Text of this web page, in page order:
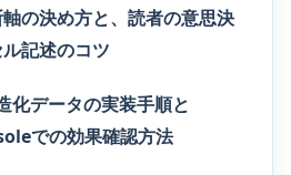
の決め方と、読者の意思決
記述のコツ
化データの実装手順と
での効果確認方法